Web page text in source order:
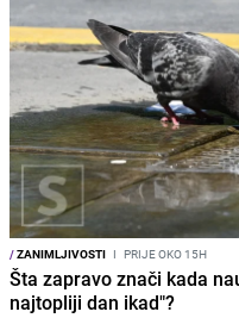
/ZANIMLJIVOSTI I PRIJE OKO 15H
Šta zapravo znači kada
najtopliji dan ikad"?